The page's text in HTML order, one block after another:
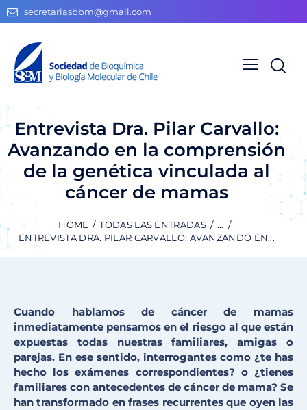
secretariasbbm@gmail.com
Entrevista Dra. Pilar Carvallo:
Avanzando en la comprensión
de la genética vinculada al
cáncer de mamas
HOME TODAS LAS ENTRADAS
...
ENTREVISTA DRA. PILAR CARVALLO: AVANZANDO EN...
Cuando hablamos de cáncer de mamas
inmediatamente pensamos en el riesgo al que están
expuestas todas nuestras familiares, amigas o
parejas. En ese sentido, interrogantes como ¿te has
hecho los exámenes correspondientes? o ¿tienes
familiares con antecedentes de cáncer de mama? Se
han transformado en frases recurrentes que oyen las